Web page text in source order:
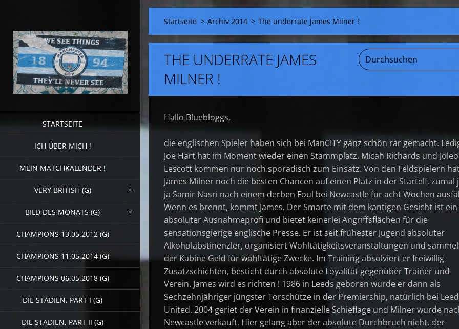
STARTSEITE
ICH ÜBER MICH !
MEIN MATCHKALENDER !
VERY BRITISH (G)
BILD DES MONATS (G)
CHAMPIONS 13.05.2012 (G)
CHAMPIONS 11.05.2014 (G)
CHAMPIONS 06.05.2018 (G)
DIE STADIEN, PART I (G)
DIE STADIEN, PART II (G)
Startseite > Archiv 2014 > The underrate James Milner !
THE UNDERRATE JAMES
MILNER !
Hallo Bluebloggs,
die englischen Spieler haben sich bei ManCITY ganz schön rar gemacht.
Joe Hart hat im Moment wieder einen Stammplatz, Micah Richards und
Lescott kommen nur noch sporadisch zum Einsatz. Von den Feldspielern
James Milner noch die besten Chancen auf einen Platz in der Startelf, zumal
ja Samir Nasri nach einem derben Foul bei Newcastle für acht Wochen
Wenn es brennt, kommt James. Der Smarte mit dem kantigen Gesicht ist ein
absoluter Ausnahmeprofi und bietet keinerlei Angriffsflächen für die
sensationsgierige englische Presse. Er ist seit frühester Jugend absoluter
Alkoholabstinenzler, organisiert Wohltätigkeitsveranstaltungen und
der Kabine Geld für wohltätige Zwecke. Im Training absolviert er freiwillig
Zusatzschichten, besticht durch absolute Loyalität gegenüber Trainer und
Verein. James wird es richten ! 1986 in Leeds geboren wurde er dann als
Sechzehnjähriger jüngster Torschütze in der Premiership, natürlich bei
United. 2004 geriet der Verein in finanzielle Schieflage und Milner wurde
Newcastle verkauft. Hier gelang aber der absolute Durchbruch nicht, der